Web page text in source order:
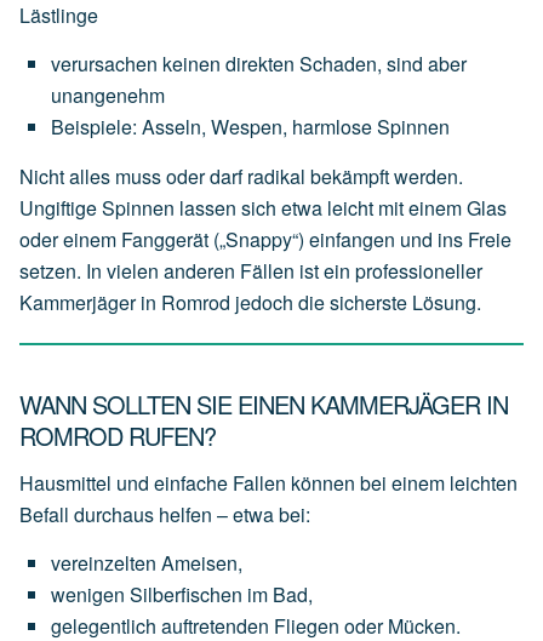
Lästlinge
verursachen keinen direkten Schaden, sind aber
unangenehm
Beispiele: Asseln, Wespen, harmloseSpinnen
Nicht alles muss oder darf radikal bekämpft werden.
Ungiftige Spinnen lassen sich etwa leicht mit einem Glas
oder einem Fanggerät („Snappy“) einfangen und ins Freie
setzen. In vielen anderen Fällen ist ein professioneller
Kammerjäger in Romrod jedoch die sicherste Lösung.
WANN SOLLTEN SIE EINEN KAMMERJÄGER IN
ROMROD RUFEN?
Hausmittel und einfache Fallen können bei einem leichten
Befall durchaus helfen – etwa bei:
vereinzelten Ameisen,
wenigen Silberfischen im Bad,
gelegentlich auftretenden Fliegen oder Mücken.